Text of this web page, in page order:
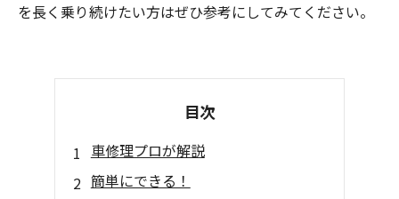
を長く乗り続けたい方はぜひ参考にしてみてください。
目次
車修理プロが解説
簡単にできる！